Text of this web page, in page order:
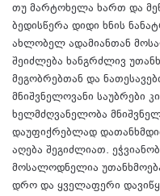
თუ მარტოხელა ხართ და
ბედისწერა დიდი ხნის
ახლობელ ადამიანთან
შეიძლება ხანგრძლივ
მეგობრებთან და
მნიშვნელოვანი საუბრები
ხელმძღვანელობა
დაუფიქრებლად
აღება შეგიძლიათ.
მოსალოდნელია
დრო და ყველაფერი